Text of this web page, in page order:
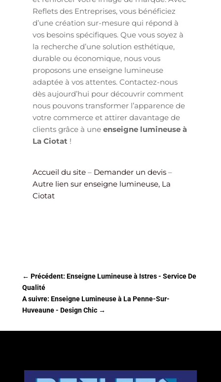
Reflets des Entreprises, vous bénéficiez
d’une création sur-mesure qui répond à
vos besoins spécifiques. Que vous soyez à
la recherche d’une solution esthétique,
durable ou économique, nous vous
proposons une enseigne lumineuse
adaptée à vos attentes. Contactez-nous
dès aujourd’hui pour découvrir comment
nous pouvons transformer l’apparence de
votre commerce et attirer davantage de
clients grâce à uneenseigne lumineuse à
La Ciotat !
Accueil du site – Demander un devis –
Autre lien sur enseigne lumineuse, La
Ciotat
← Précédent: Enseigne Lumineuse à Istres - Service De
Qualité
A suivre: Enseigne Lumineuse à La Penne-Sur-
Huveaune - Design Chic→